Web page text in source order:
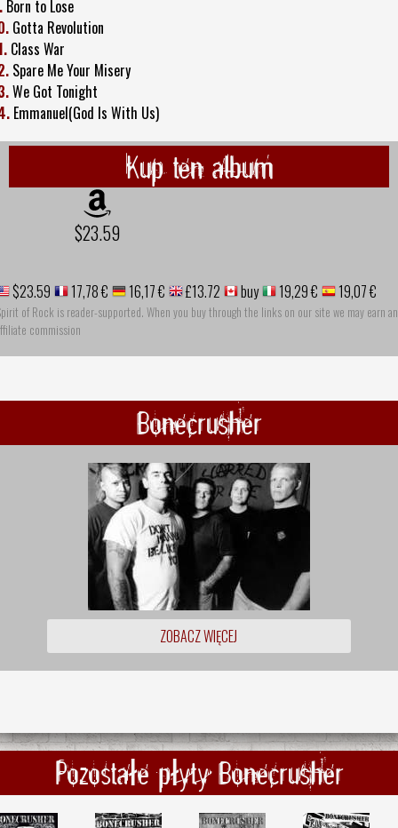
Born to Lose
Gotta Revolution
Class War
Spare Me Your Misery
We Got Tonight
Emmanuel(God Is With Us)
Kup ten album
$23.59
$23.59 17,78 € 16,17 € £13.72 buy 19,29 € 19,07 €
of Rock is reader-supported. When you buy through the links on our site we may earn an
commission
Bonecrusher
ZOBACZ WIĘCEJ
Pozostałe płyty Bonecrusher